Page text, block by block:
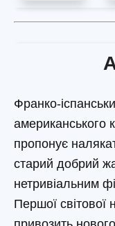
Франко-
американського
пропонує
старий добрий
нетривіальним
Першої світової